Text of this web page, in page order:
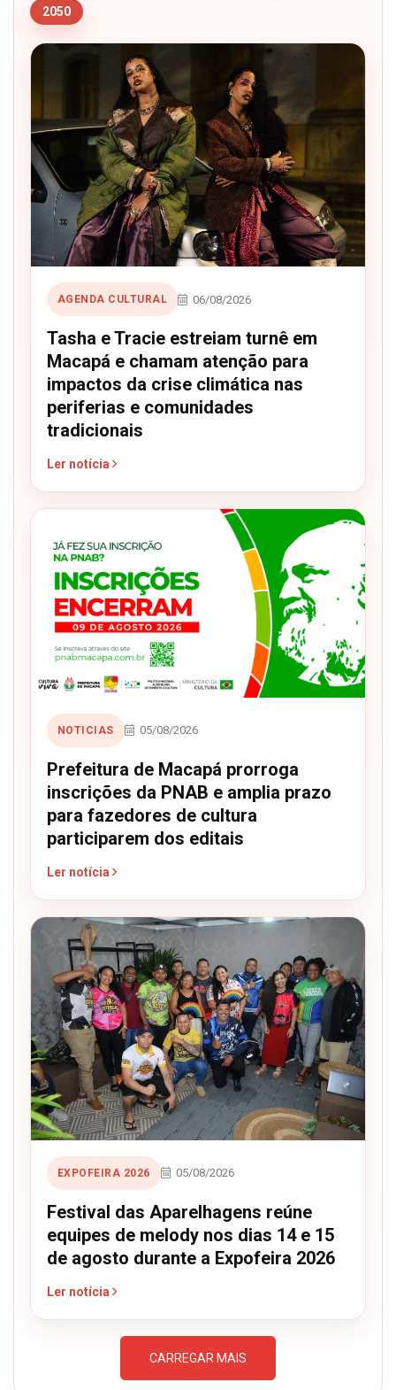
2050
AGENDA CULTURAL 06/08/2026
Tasha e Tracie estreiam turnê em
Macapá e chamam atenção para
impactos da crise climática nas
periferias e comunidades
tradicionais
Ler notícia
NOTICIAS 05/08/2026
Prefeitura de Macapá prorroga
inscrições da PNAB e amplia prazo
para fazedores de cultura
participarem dos editais
Ler notícia
EXPOFEIRA 2026 05/08/2026
Festival das Aparelhagens reúne
equipes de melody nos dias 14 e 15
de agosto durante a Expofeira 2026
Ler notícia
CARREGAR MAIS